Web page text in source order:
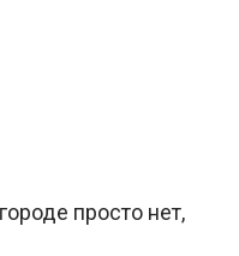
просто нет,